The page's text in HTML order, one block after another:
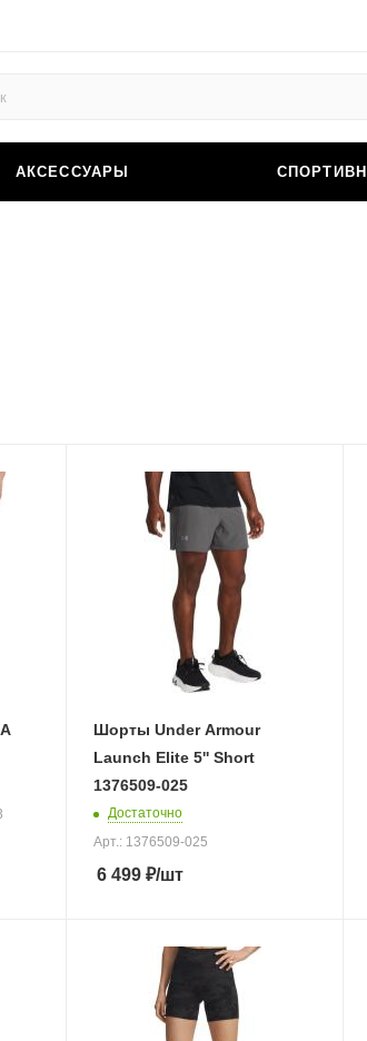
АКСЕССУАРЫ
Шорты Under Armour
Launch Elite 5'' Short
1376509-025
Достаточно
Арт.: 1376509-025
6 499 ₽/шт